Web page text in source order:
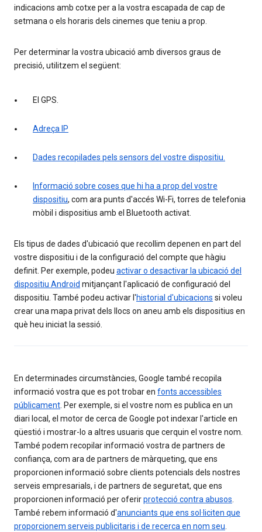
indicacions amb cotxe per a la vostra escapada de cap de
setmana o els horaris dels cinemes que teniu a prop.
Per determinar la vostra ubicació amb diversos graus de
precisió, utilitzem el següent:
El GPS.
Adreça IP
Dades recopilades pels sensors del vostre dispositiu.
Informació sobre coses que hi ha a prop del vostre
dispositiu, com ara punts d'accés Wi-Fi, torres de telefonia
mòbil i dispositius amb el Bluetooth activat.
Els tipus de dades d'ubicació que recollim depenen en part del
vostre dispositiu i de la configuració del compte que hàgiu
definit. Per exemple, podeu activar o desactivar la ubicació del
dispositiu Android mitjançant l'aplicació de configuració del
dispositiu. També podeu activar l'historial d'ubicacions si voleu
crear una mapa privat dels llocs on aneu amb els dispositius en
què heu iniciat la sessió.
En determinades circumstàncies, Google també recopila
informació vostra que es pot trobar en fonts accessibles
públicament. Per exemple, si el vostre nom es publica en un
diari local, el motor de cerca de Google pot indexar l'article en
qüestió i mostrar-lo a altres usuaris que cerquin el vostre nom.
També podem recopilar informació vostra de partners de
confiança, com ara de partners de màrqueting, que ens
proporcionen informació sobre clients potencials dels nostres
serveis empresarials, i de partners de seguretat, que ens
proporcionen informació per oferirprotecció contra abusos.
També rebem informació d'anunciants que ens sol·liciten que
proporcionem serveis publicitaris i de recerca en nom seu.